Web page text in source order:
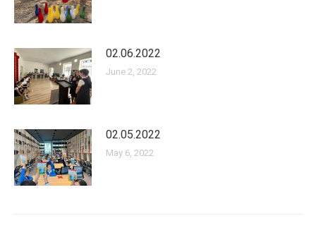
02.06.2022
June 2, 2022
02.05.2022
May 6, 2022